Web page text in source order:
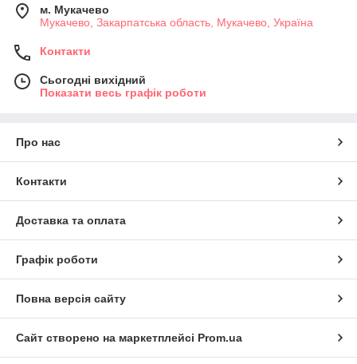
м. Мукачево
Мукачево, Закарпатська область, Мукачево, Україна
Контакти
Сьогодні вихідний
Показати весь графік роботи
Про нас
Контакти
Доставка та оплата
Графік роботи
Повна версія сайту
Сайт створено на маркетплейсі Prom.ua